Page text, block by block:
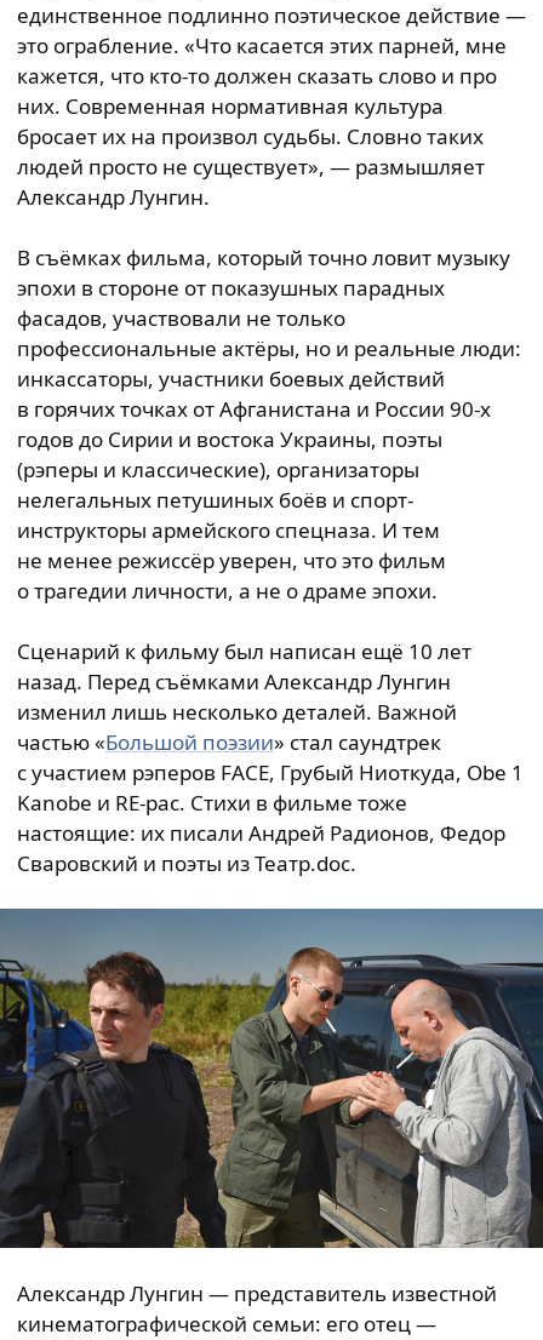
единственное подлинно поэтическое действие —
это ограбление. «Что касается этих парней, мне
кажется, что кто-то должен сказать слово и про
них. Современная нормативная культура
бросает их на произвол судьбы. Словно таких
людей просто не существует», — размышляет
Александр Лунгин.
В съёмках фильма, который точно ловит музыку
эпохи в стороне от показушных парадных
фасадов, участвовали не только
профессиональные актёры, но и реальные люди:
инкассаторы, участники боевых действий
в горячих точках от Афганистана и России 90-х
годов до Сирии и востока Украины, поэты
(рэперы и классические), организаторы
нелегальных петушиных боёв и спорт-
инструкторы армейского спецназа. И тем
не менее режиссёр уверен, что это фильм
о трагедии личности, а не о драме эпохи.
Сценарий к фильму был написан ещё 10 лет
назад. Перед съёмками Александр Лунгин
изменил лишь несколько деталей. Важной
частью «Большой поэзии» стал саундтрек
с участием рэперов FACE, Грубый Ниоткуда, Obe 1
Kanobe и RE-pac. Стихи в фильме тоже
настоящие: их писали Андрей Радионов, Федор
Сваровский и поэты из Театр.doc.
Александр Лунгин — представитель известной
кинематографической семьи: его отец —